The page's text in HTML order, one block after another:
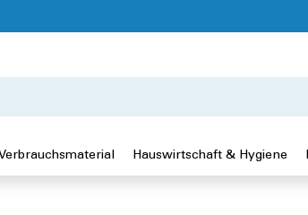
Hauswirtschaft & Hygiene